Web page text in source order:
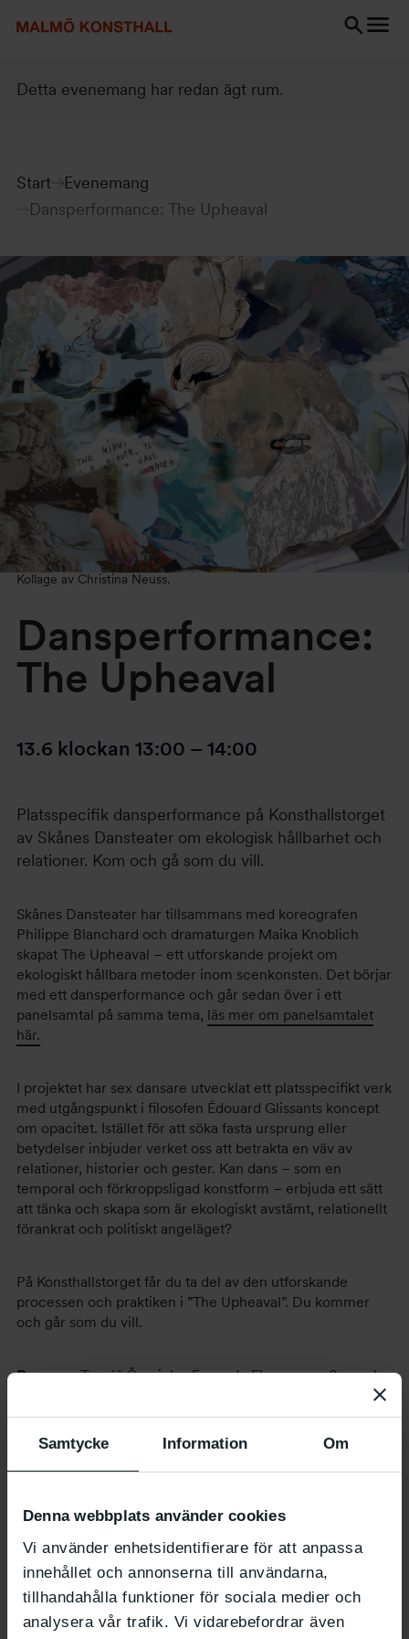
Samtycke Information Om
Denna webbplats använder cookies
Vi använder enhetsidentifierare för att anpassa
innehållet och annonserna till användarna,
tillhandahålla funktioner för sociala medier och
analysera vår trafik. Vi vidarebefordrar även
Detta evenemang har redan ägt rum.
Start
Evenemang
Dansperformance: The Upheaval
Kollage av Christina Neuss.
Dansperformance:
The Upheaval
13.6 klockan 13:00 – 14:00
Platsspecifik dansperformance på Konsthallstorget
av Skånes Dansteater om ekologisk hållbarhet och
relationer. Kom och gå som du vill.
Skånes Dansteater har tillsammans med koreografen
Philippe Blanchard och dramaturgen Maika Knoblich
skapat The Upheaval – ett utforskande projekt om
ekologiskt hållbara metoder inom scenkonsten. Det börjar
med ett dansperformance och går sedan över i ett
panelsamtal på samma tema, läs mer om panelsamtalet
här.
I projektet har sex dansare utvecklat ett platsspecifikt verk
med utgångspunkt i filosofen Édouard Glissants koncept
om opacitet. Istället för att söka fasta ursprung eller
betydelser inbjuder verket oss att betrakta en väv av
relationer, historier och gester. Kan dans – som en
temporal och förkroppsligad konstform – erbjuda ett sätt
att tänka och skapa som är ekologiskt avstämt, relationellt
förankrat och politiskt angeläget?
På Konsthallstorget får du ta del av den utforskande
processen och praktiken i ”The Upheaval”. Du kommer
och går som du vill.
Dansare:Tomáš Červinka, Facundo Ebenegger, Samuel
Rastouil, Amanda Pang
Koncept och koreografi:Philippe Blanchard i samarbete
Dramaturgi:Maika Knoblich
Kostym:Christina Neuss